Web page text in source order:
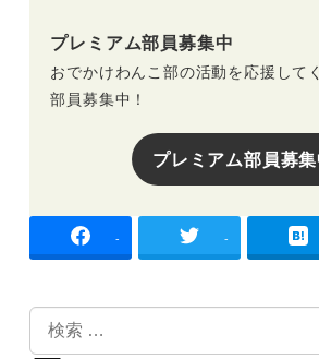
プレミアム部員募集中
おでかけわんこ部の活動を応援して
部員募集中！
プレミアム部員募
- -
索